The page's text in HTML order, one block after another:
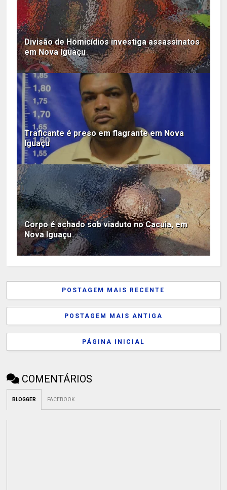
Divisão de Homicídios investiga assassinatos
em Nova Iguaçu
Traficante é preso em flagrante em Nova
Iguaçu
Corpo é achado sob viaduto no Cacuia, em
Nova Iguaçu
POSTAGEM MAIS RECENTE
POSTAGEM MAIS ANTIGA
PÁGINA INICIAL
COMENTÁRIOS
BLOGGER FACEBOOK